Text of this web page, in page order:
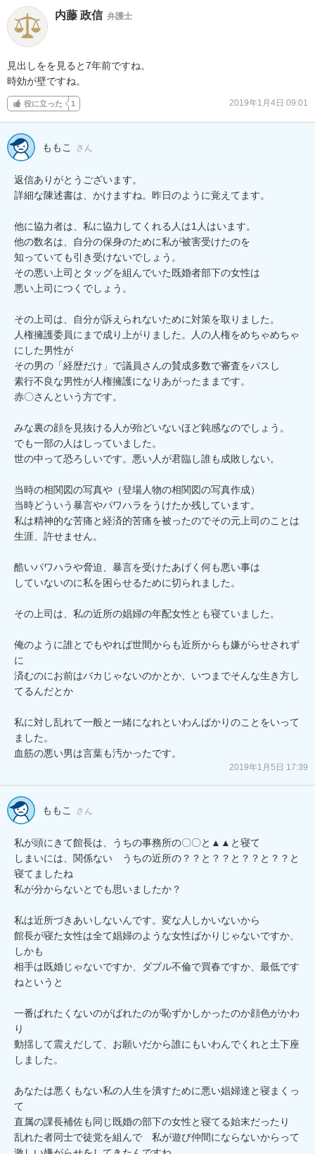
内藤 政信 弁護士
見出しをを見ると7年前ですね。
時効が壁ですね。
役に立った 1 2019年1月4日 09:01
ももこ さん
返信ありがとうございます。
詳細な陳述書は、かけますね。昨日のように覚えてます。
他に協力者は、私に協力してくれる人は1人はいます。
他の数名は、自分の保身のために私が被害受けたのを
知っていても引き受けないでしょう。
その悪い上司とタッグを組んでいた既婚者部下の女性は
悪い上司につくでしょう。
その上司は、自分が訴えられないために対策を取りました。
人権擁護委員にまで成り上がりました。人の人権をめちゃめちゃ
にした男性が
その男の「経歴だけ」で議員さんの賛成多数で審査をパスし
素行不良な男性が人権擁護になりあがったままです。
赤〇さんという方です。
みな裏の顔を見抜ける人が殆どいないほど鈍感なのでしょう。
でも一部の人はしっていました。
世の中って恐ろしいです。悪い人が君臨し誰も成敗しない。
当時の相関図の写真や（登場人物の相関図の写真作成）
当時どういう暴言やパワハラをうけたか残しています。
私は精神的な苦痛と経済的苦痛を被ったのでその元上司のことは
生涯、許せません。
酷いパワハラや脅迫、暴言を受けたあげく何も悪い事は
していないのに私を困らせるために切られました。
その上司は、私の近所の娼婦の年配女性とも寝ていました。
俺のように誰とでもやれば世間からも近所からも嫌がらせされず
に
済むのにお前はバカじゃないのかとか、いつまでそんな生き方し
てるんだとか
私に対し乱れて一般と一緒になれといわんばかりのことをいって
ました。
2019年1月5日 17:39
ももこ さん
私が頭にきて館長は、うちの事務所の〇〇と▲▲と寝て
しまいには、関係ない　うちの近所の？？と？？と？？と？？と
寝てましたね
私が分からないとでも思いましたか？
私は近所づきあいしないんです。変な人しかいないから
館長が寝た女性は全て娼婦のような女性ばかりじゃないですか、
しかも
相手は既婚じゃないですか、ダブル不倫で買春ですか、最低です
ねというと
一番ばれたくないのがばれたのが恥ずかしかったのか顔色がかわ
り
動揺して震えだして、お願いだから誰にもいわんでくれと土下座
しました。
あなたは悪くもない私の人生を潰すために悪い娼婦達と寝まくっ
て
直属の課長補佐も同じ既婚の部下の女性と寝てる始末だったり
乱れた者同士で徒党を組んで　私が遊び仲間にならないからって